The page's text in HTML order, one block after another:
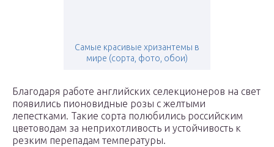
Самые красивые хризантемы в
мире (сорта, фото, обои)
Благодаря работе английских селекционеров на свет
появились пионовидные розы с желтыми
лепестками. Такие сорта полюбились российским
цветоводам за неприхотливость и устойчивость к
резким перепадам температуры.